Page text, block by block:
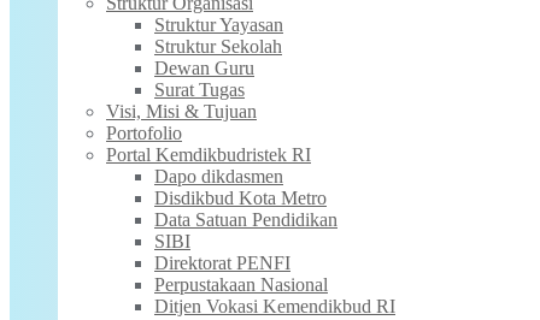
Struktur Yayasan
Struktur Sekolah
Dewan Guru
Surat Tugas
Visi, Misi & Tujuan
Portofolio
Portal Kemdikbudristek RI
Dapo dikdasmen
Disdikbud Kota Metro
Data Satuan Pendidikan
SIBI
Direktorat PENFI
Perpustakaan Nasional
Ditjen Vokasi Kemendikbud RI